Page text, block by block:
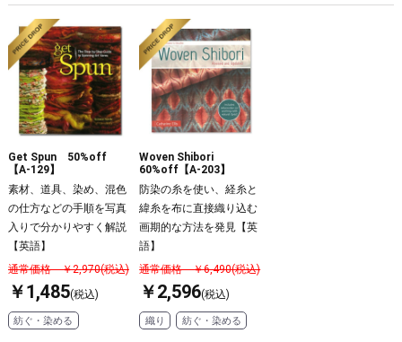
Get Spun 50%off
【A-129】
素材、道具、染め、混色
の仕方などの手順を写真
入りで分かりやすく解説
【英語】
通常価格 ￥2,970(税込)
￥1,485(税込)
紡ぐ・染める
Woven Shibori
60%off【A-203】
防染の糸を使い、経糸と
緯糸を布に直接織り込む
画期的な方法を発見【英
語】
通常価格 ￥6,490(税込)
￥2,596(税込)
織り 紡ぐ・染める